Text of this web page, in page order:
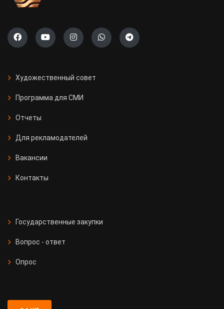
Художественный совет
Программа для СМИ
Отчеты
Для рекламодателей
Вакансии
Контакты
Государственные закупки
Вопрос - ответ
Опрос